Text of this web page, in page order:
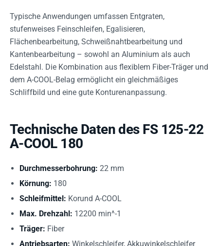
Typische Anwendungen umfassen Entgraten,
stufenweises Feinschleifen, Egalisieren,
Flächenbearbeitung, Schweißnahtbearbeitung und
Kantenbearbeitung – sowohl an Aluminium als auch
Edelstahl. Die Kombination aus flexiblem Fiber-Träger und
dem A-COOL-Belag ermöglicht ein gleichmäßiges
Schliffbild und eine gute Konturenanpassung.
Technische Daten des FS 125-22
A-COOL 180
Durchmesserbohrung: 22 mm
Körnung: 180
Schleifmittel: Korund A-COOL
Max. Drehzahl: 12200 min^-1
Träger: Fiber
Antriebsarten: Winkelschleifer, Akkuwinkelschleifer